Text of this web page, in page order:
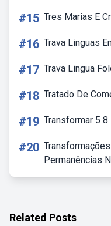
#15 Tres Marias E
#16 Trava Linguas
#17 Trava Lingua
#18 Tratado De
#19 Transformar 5 8
#20
Permanências
Related Posts